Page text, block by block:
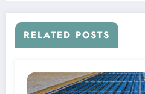
RELATED POSTS